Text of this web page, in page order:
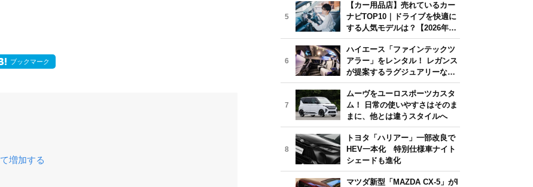
ブックマーク
増加する
5
【カー用品店】売れているカー
ナビTOP10｜ドライブを快適に
する人気モデルは？【2026年6
月版】
6
ハイエース「ファインテックツ
アラー」をレンタル！ レガンス
が提案するラグジュアリーな移
動体験
7
ムーヴをユーロスポーツカスタ
ム！ 日常の使いやすさはそのま
まに、他とは違うスタイルへ
8
トヨタ「ハリアー」一部改良で
HEV一本化 特別仕様車ナイト
シェードも進化
マツダ新型「MAZDA CX-5」がI